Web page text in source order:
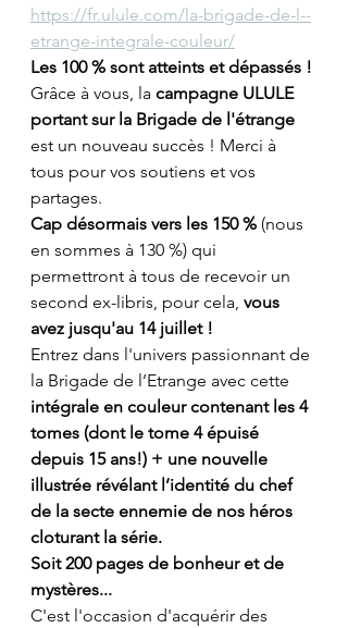
https://fr.ulule.com/la-brigade-de-l--
etrange-integrale-couleur/
Les 100 % sont atteints et dépassés !
Grâce à vous, la campagne ULULE
portant sur la Brigade de l'étrange
est un nouveau succès ! Merci à
tous pour vos soutiens et vos
partages.
Cap désormais vers les 150 % (nous
en sommes à 130 %) qui
permettront à tous de recevoir un
second ex-libris, pour cela, vous
avez jusqu'au 14 juillet !
Entrez dans l'univers passionnant de
la Brigade de l’Etrange avec cette
intégrale en couleur contenant les 4
tomes (dont le tome 4 épuisé
depuis 15 ans!) + une nouvelle
illustrée révélant l’identité du chef
de la secte ennemie de nos héros
cloturant la série.
Soit 200 pages de bonheur et de
mystères...
C'est l'occasion d'acquérir des